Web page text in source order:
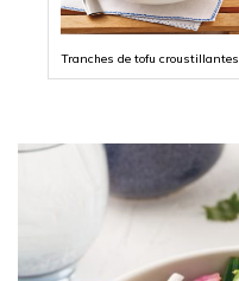
Tranches de tofu croustillantes